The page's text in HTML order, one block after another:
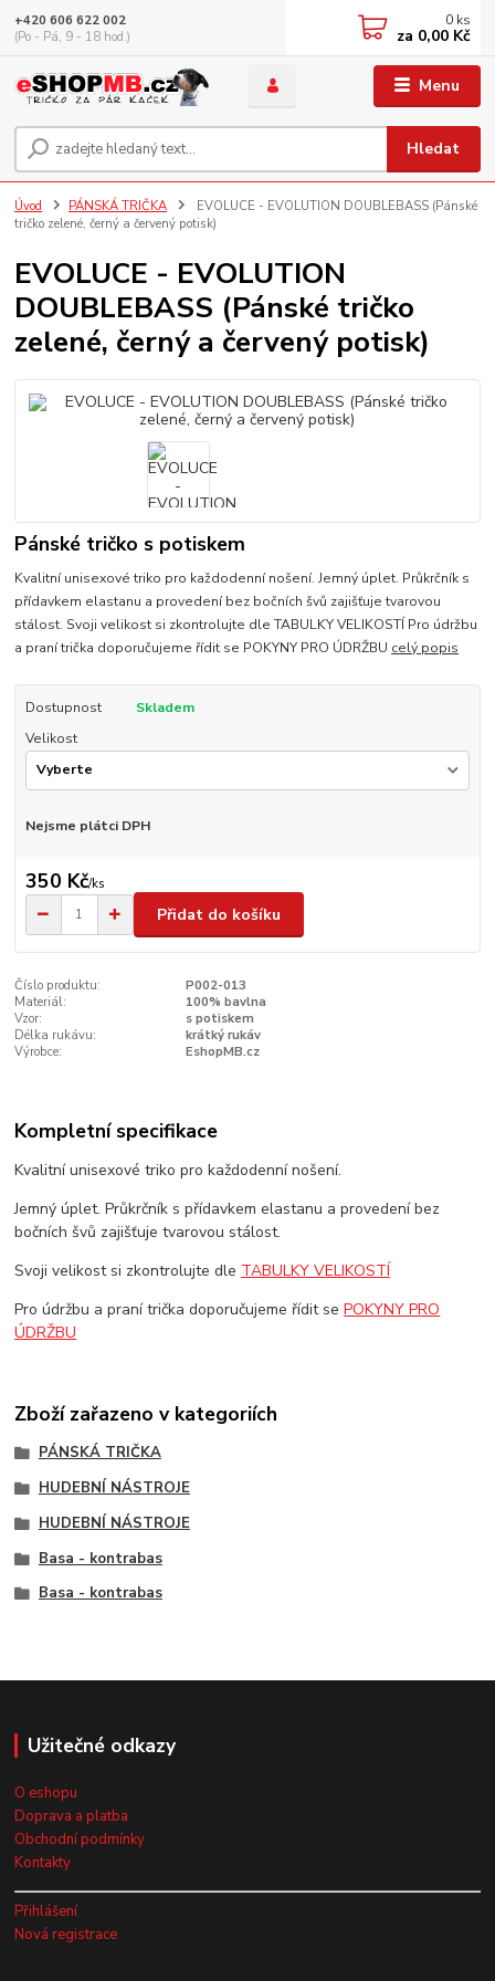
Menu
Hledat
+420 606 622 002
(Po - Pá, 9 - 18 hod.)
0 ks
za 0,00 Kč
Úvod PÁNSKÁ TRIČKA
EVOLUCE - EVOLUTION DOUBLEBASS (Pánské
tričko zelené, černý a červený potisk)
EVOLUCE - EVOLUTION
DOUBLEBASS (Pánské tričko
zelené, černý a červený potisk)
Pánské tričko s potiskem
Kvalitní unisexové triko pro každodenní nošení. Jemný úplet. Průkrčník s
přídavkem elastanu a provedení bez bočních švů zajišťuje tvarovou
stálost. Svoji velikost si zkontrolujte dle TABULKY VELIKOSTÍ Pro údržbu
a praní trička doporučujeme řídit se POKYNY PRO ÚDRŽBU celý popis
Dostupnost
Skladem
Velikost
Nejsme plátci DPH
350 Kč/ks
Přidat do košíku
Číslo produktu:
P002-013
Materiál:
100% bavlna
Vzor:
s potiskem
Délka rukávu:
krátký rukáv
Výrobce:
EshopMB.cz
Kompletní specifikace
Kvalitní unisexové triko pro každodenní nošení.
Jemný úplet. Průkrčník s přídavkem elastanu a provedení bez
bočních švů zajišťuje tvarovou stálost.
Svoji velikost si zkontrolujte dle TABULKY VELIKOSTÍ
Pro údržbu a praní trička doporučujeme řídit sePOKYNY PRO
ÚDRŽBU
Zboží zařazeno v kategoriích
PÁNSKÁ TRIČKA
HUDEBNÍ NÁSTROJE
HUDEBNÍ NÁSTROJE
Basa - kontrabas
Basa - kontrabas
Užitečné odkazy
O eshopu
Doprava a platba
Obchodní podmínky
Kontakty
Přihlášení
Nová registrace